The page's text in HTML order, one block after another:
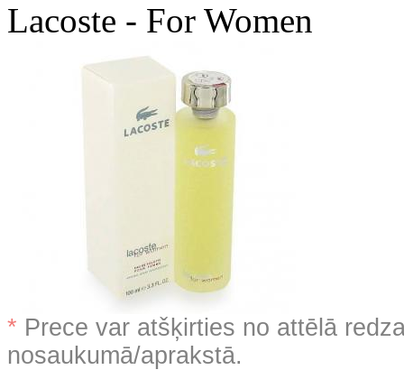
Lacoste - For Women
* Prece var atšķirties no attēlā
nosaukumā/aprakstā.